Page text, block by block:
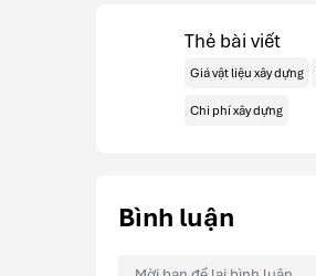
Thẻ bài viết
Giá vật liệu xây dựng
Chi phí xây dựng
Bình luận